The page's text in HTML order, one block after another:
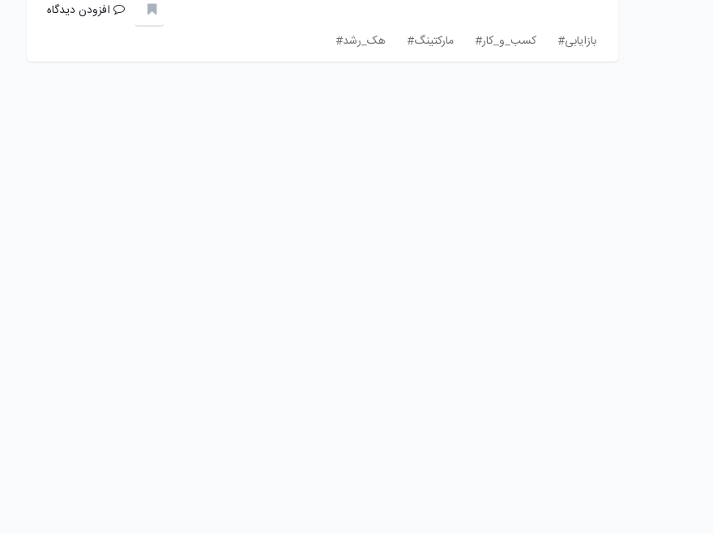
افزودن دیدگاه
بازایابی#
کسب_و_کار# مارکتینگ# هک_رشد#